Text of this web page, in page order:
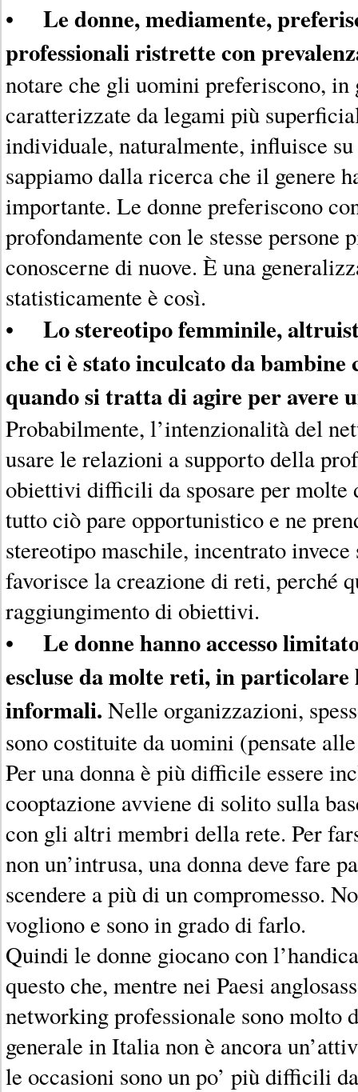
• Le donne, mediamente,
professionali ristrette con
notare che gli uomini preferiscono, in
caratterizzate da legami più
individuale, naturalmente, influisce
sappiamo dalla ricerca che il genere
importante. Le donne preferiscono
profondamente con le stesse persone
conoscerne di nuove. È una
statisticamente è così.
• Lo stereotipo femminile,
che ci è stato inculcato da
quando si tratta di agire per avere
Probabilmente, l’intenzionalità del
usare le relazioni a supporto della
obiettivi difficili da sposare per molte
tutto ciò pare opportunistico e ne
stereotipo maschile, incentrato
favorisce la creazione di reti, perché
raggiungimento di obiettivi.
•
Le donne hanno accesso
escluse da molte reti, in
informali. Nelle organizzazioni,
sono costituite da uomini (pensate
Per una donna è più difficile essere
cooptazione avviene di solito sulla
con gli altri membri della rete. Per
non un’intrusa, una donna deve fare
scendere a più di un compromesso.
vogliono e sono in grado di farlo.
Quindi le donne giocano con
questo che, mentre nei Paesi
networking professionale sono molto
generale in Italia non è ancora
le occasioni sono un po’ più difficili